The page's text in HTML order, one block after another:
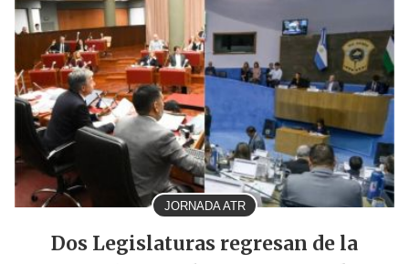
JORNADA ATR
Dos Legislaturas regresan de la